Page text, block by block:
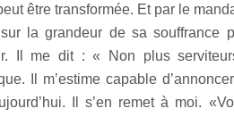
être transformée. Et par le
sur la grandeur de sa
Il me dit : « Non plus
Il m’estime capable
Il s’en remet à moi.